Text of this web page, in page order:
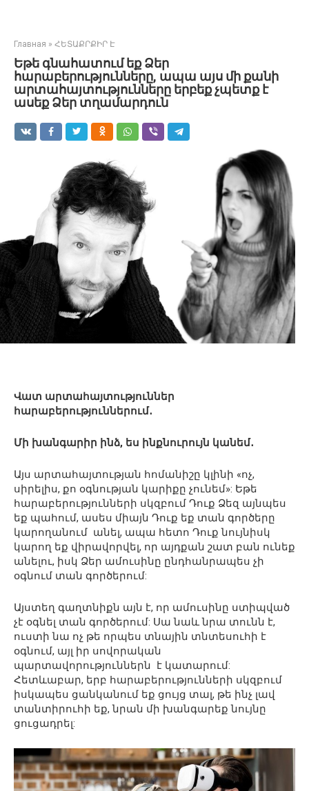
Главная » ՀԵՏԱՔՐՔԻՐ Է
Եթե գնահատում եք Ձեր
հարաբերությունները, ապա այս մի քանի
արտահայտությունները երբեք չպետք է
ասեք Ձեր տղամարդուն
Վատ արտահայտություններ
հարաբերություններում․
Մի խանգարիր ինձ, ես ինքնուրույն կանեմ․
Այս արտահայտության հոմանիշը կլինի «ոչ,
սիրելիս, քո օգնության կարիքը չունեմ»: Եթե ​​
հարաբերությունների սկզբում Դուք Ձեզ այնպես
եք պահում, ասես միայն Դուք եք տան գործերը
կարողանում անել, ապա հետո Դուք նույնիսկ
կարող եք վիրավորվել, որ այդքան շատ բան ունեք
անելու, իսկ Ձեր ամուսինը ընդհանրապես չի
օգնում տան գործերում:
Այստեղ գաղտնիքն այն է, որ ամուսինը ստիպված
չէ օգնել տան գործերում: Սա նաև նրա տունն է,
ուստի նա ոչ թե որպես տնային տնտեսուհի է
օգնում, այլ իր սովորական
պարտավորություններն է կատարում:
Հետևաբար, երբ հարաբերությունների սկզբում
իսկապես ցանկանում եք ցույց տալ, թե ինչ լավ
տանտիրուհի եք, նրան մի խանգարեք նույնը
ցուցադրել: